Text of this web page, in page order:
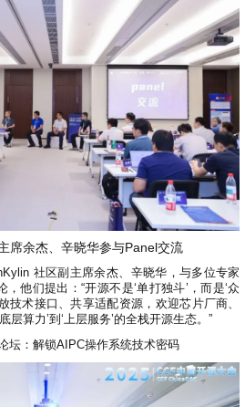
席余杰、辛晓华参与Panel交流
社区副主席余杰、辛晓华，与多位专家
他们提出：“开源不是‘单打独斗’，而是‘众
技术接口、共享适配资源，欢迎芯片厂商、
层算力’到‘上层服务’的全栈开源生态。”
坛：解锁AIPC操作系统技术密码